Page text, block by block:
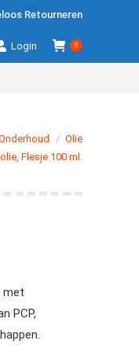
Retourneren
Login 0
Olie
Flesje 100 ml.
met
PCP,